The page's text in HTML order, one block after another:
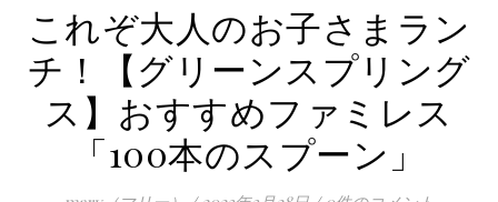
これぞ大人のお子さまラン
チ！【グリーンスプリング
ス】おすすめファミレス
「100本のスプーン」